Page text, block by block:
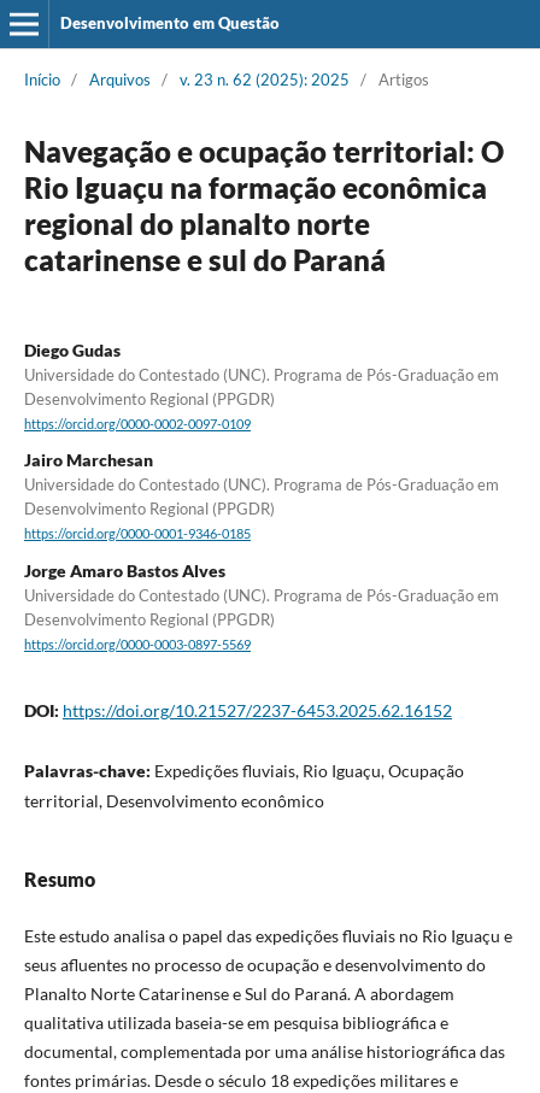
Desenvolvimento em Questão
Início / Arquivos / v. 23 n. 62 (2025): 2025 / Artigos
Navegação e ocupação territorial: O
Rio Iguaçu na formação econômica
regional do planalto norte
catarinense e sul do Paraná
Diego Gudas
Universidade do Contestado (UNC). Programa de Pós-Graduação em
Desenvolvimento Regional (PPGDR)
https://orcid.org/0000-0002-0097-0109
Jairo Marchesan
Universidade do Contestado (UNC). Programa de Pós-Graduação em
Desenvolvimento Regional (PPGDR)
https://orcid.org/0000-0001-9346-0185
Jorge Amaro Bastos Alves
Universidade do Contestado (UNC). Programa de Pós-Graduação em
Desenvolvimento Regional (PPGDR)
https://orcid.org/0000-0003-0897-5569
DOI: https://doi.org/10.21527/2237-6453.2025.62.16152
Palavras-chave: Expedições fluviais, Rio Iguaçu, Ocupação
territorial, Desenvolvimento econômico
Resumo
Este estudo analisa o papel das expedições fluviais no Rio Iguaçu e
seus afluentes no processo de ocupação e desenvolvimento do
Planalto Norte Catarinense e Sul do Paraná. A abordagem
qualitativa utilizada baseia-se em pesquisa bibliográfica e
documental, complementada por uma análise historiográfica das
fontes primárias. Desde o século 18 expedições militares e